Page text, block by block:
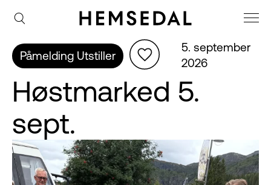
Påmelding Utstiller
5. september
2026
Høstmarked 5.
sept.